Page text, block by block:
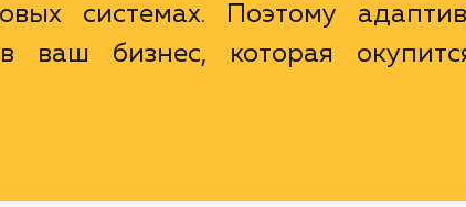
системах. Поэтому
ваш бизнес, которая